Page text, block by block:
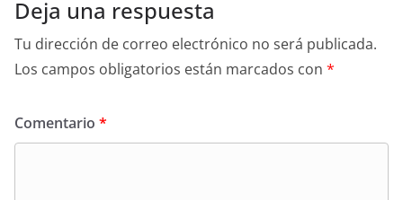
Deja una respuesta
Tu dirección de correo electrónico no será publicada.
Los campos obligatorios están marcados con *
Comentario *